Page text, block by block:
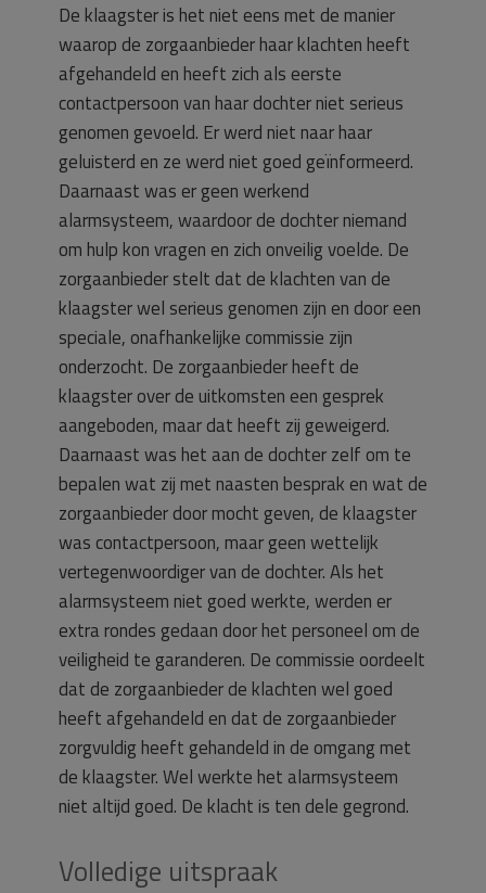
De klaagster is het niet eens met de manier
waarop de zorgaanbieder haar klachten heeft
afgehandeld en heeft zich als eerste
contactpersoon van haar dochter niet serieus
genomen gevoeld. Er werd niet naar haar
geluisterd en ze werd niet goed geïnformeerd.
Daarnaast was er geen werkend
alarmsysteem, waardoor de dochter niemand
om hulp kon vragen en zich onveilig voelde. De
zorgaanbieder stelt dat de klachten van de
klaagster wel serieus genomen zijn en door een
speciale, onafhankelijke commissie zijn
onderzocht. De zorgaanbieder heeft de
klaagster over de uitkomsten een gesprek
aangeboden, maar dat heeft zij geweigerd.
Daarnaast was het aan de dochter zelf om te
bepalen wat zij met naasten besprak en wat de
zorgaanbieder door mocht geven, de klaagster
was contactpersoon, maar geen wettelijk
vertegenwoordiger van de dochter. Als het
alarmsysteem niet goed werkte, werden er
extra rondes gedaan door het personeel om de
veiligheid te garanderen. De commissie oordeelt
dat de zorgaanbieder de klachten wel goed
heeft afgehandeld en dat de zorgaanbieder
zorgvuldig heeft gehandeld in de omgang met
de klaagster. Wel werkte het alarmsysteem
niet altijd goed. De klacht is ten dele gegrond.
Volledige uitspraak